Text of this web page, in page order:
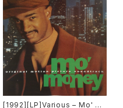
[1992][LP]Various – Mo' M